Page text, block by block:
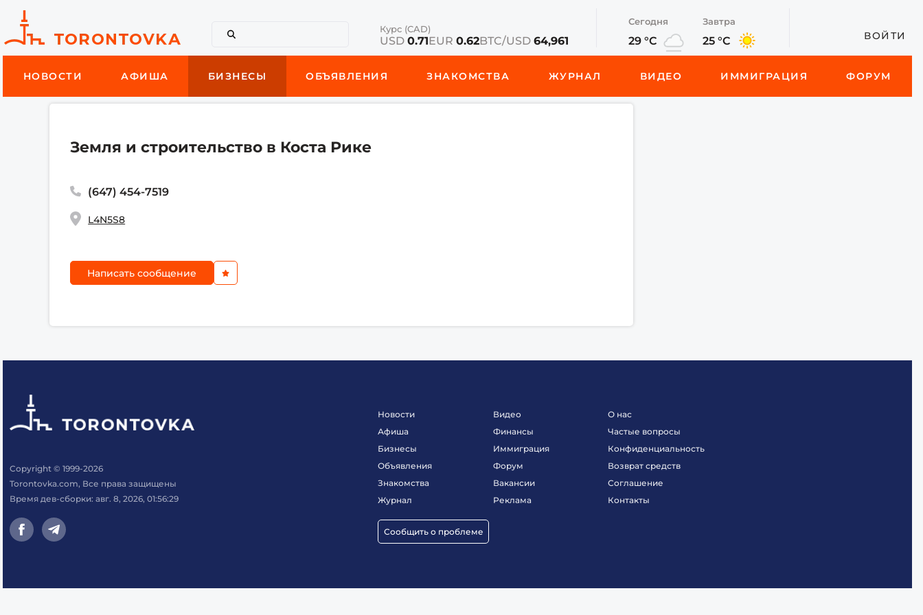
Курс (CAD)
USD0.71EUR0.62BTC/USD64,961
Сегодня
29 °C
Завтра
25 °C ВОЙТИ
НОВОСТИ АФИША БИЗНЕСЫ ОБЪЯВЛЕНИЯ ЗНАКОМСТВА ЖУРНАЛ ВИДЕО ИММИГРАЦИЯ ФОРУМ
Земля и строительство в Коста Рике
(647) 454-7519
L4N5S8
Написать сообщение
Copyright © 1999-2026
Torontovka.com, Все права защищены
Время дев-сборки: авг. 8, 2026, 01:56:29
Новости
Афиша
Бизнесы
Объявления
Знакомства
Журнал
Сообщить о проблеме
Видео
Финансы
Иммиграция
Форум
Вакансии
Реклама
О нас
Частые вопросы
Конфиденциальность
Возврат средств
Соглашение
Контакты